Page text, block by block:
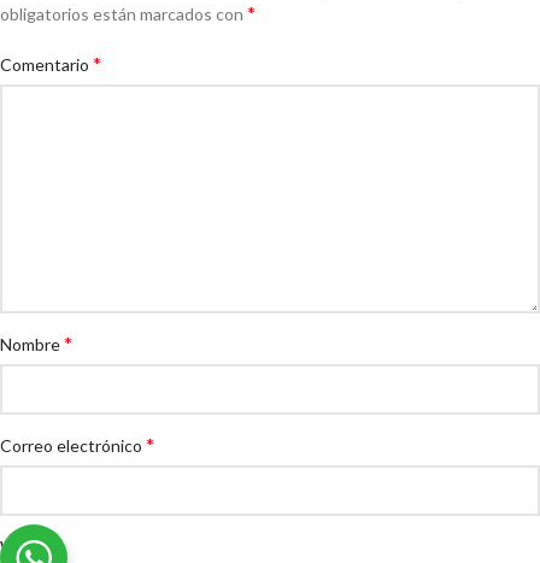
obligatorios están marcados con *
Comentario *
Nombre*
Correo electrónico *
Web